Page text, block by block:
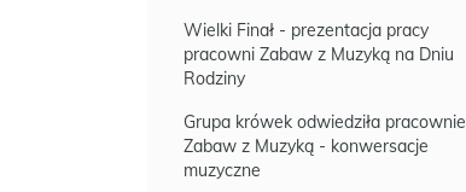
Wielki Finał - prezentacja pracy
pracowni Zabaw z Muzyką na Dniu
Rodziny
Grupa krówek odwiedziła pracownie
Zabaw z Muzyką - konwersacje
muzyczne